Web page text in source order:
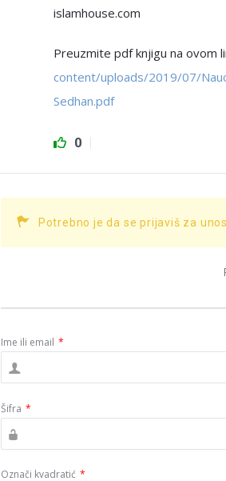
islamhouse.com
Preuzmite pdf knjigu na ovom
content/uploads/2019/07/
Sedhan.pdf
0
Potrebno je da se prijaviš za
Ime ili email *
Šifra *
Označi kvadratić *